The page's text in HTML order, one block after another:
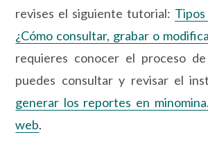
revises el siguiente tutorial:
¿Cómo consultar, grabar o
requieres conocer el proceso
puedes consultar y revisar el
generar los reportes en
web.